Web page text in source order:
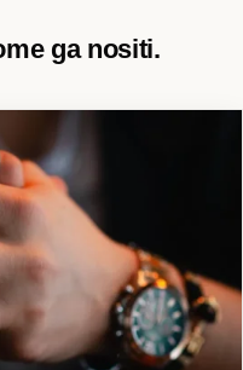
ga nositi.